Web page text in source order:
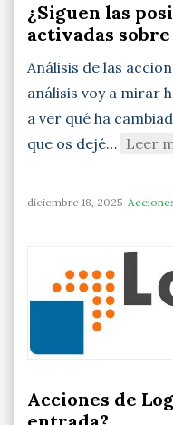
¿Siguen las
activadas
Análisis de las
análisis voy a mirar
a ver qué ha
que os dejé… Leer
diciembre 18, 2025
Acciones de